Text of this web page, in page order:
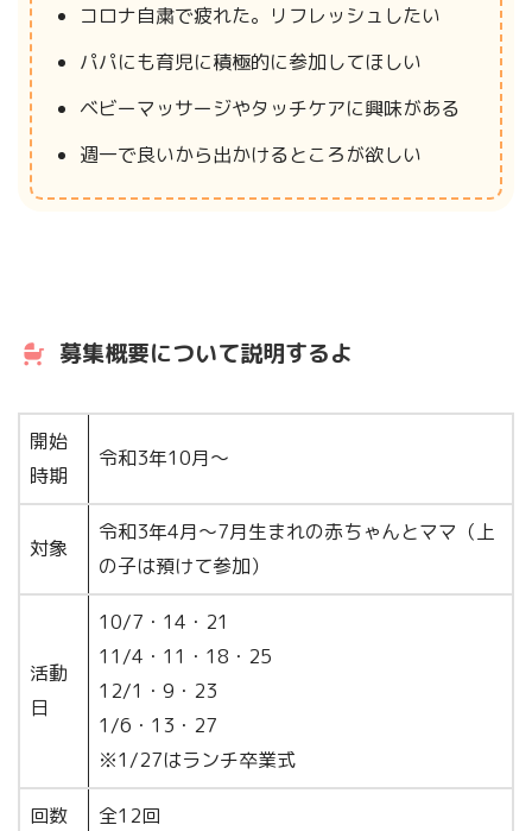
コロナ自粛で疲れた。リフレッシュしたい
パパにも育児に積極的に参加してほしい
ベビーマッサージやタッチケアに興味がある
週一で良いから出かけるところが欲しい
募集概要について説明するよ
開始
時期
令和3年10月～
対象
令和3年4月～7月生まれの赤ちゃんとママ（上
の子は預けて参加）
活動
日
10/7・14・21
11/4・11・18・25
12/1・9・23
1/6・13・27
※1/27はランチ卒業式
回数 全12回